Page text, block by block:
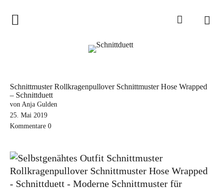
Home
Schnittduett Magazin
Sewalong
Stoffempfehlungen
Schnittmuster Rollkragenpullover Schnittmuster Hose Wrapped
– Schnittduett
von Anja Gulden
25. Mai 2019
Kommentare 0